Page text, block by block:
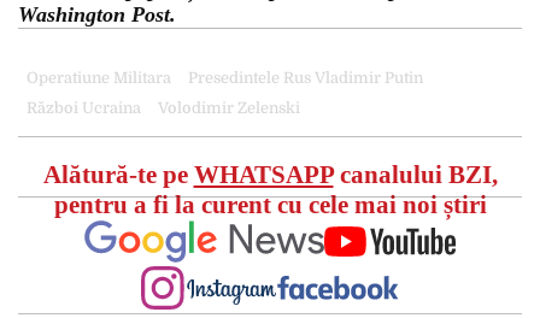
Washington Post.
Operatiune Militara
Presedintele Rus Vladimir Putin
Război Ucraina
Volodimir Zelenski
Alătură-te pe WHATSAPPcanalului BZI,
pentru a fi la curent cu cele mai noi știri